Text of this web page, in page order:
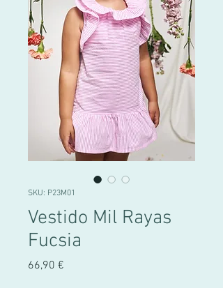
SKU: P23M01
Vestido Mil Rayas
Fucsia
66,90 €